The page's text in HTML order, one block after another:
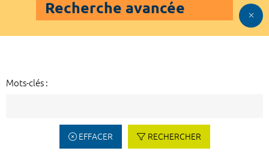
Recherche avancée
Mots-clés :
EFFACER RECHERCHER